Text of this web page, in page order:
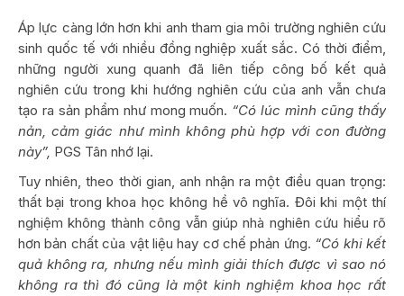
Áp lực càng lớn hơn khi anh tham gia môi trường nghiên cứu
sinh quốc tế với nhiều đồng nghiệp xuất sắc. Có thời điểm,
những người xung quanh đã liên tiếp công bố kết quả
nghiên cứu trong khi hướng nghiên cứu của anh vẫn chưa
tạo ra sản phẩm như mong muốn. “Có lúc mình cũng thấy
nản, cảm giác như mình không phù hợp với con đường
này”, PGS Tân nhớ lại.
Tuy nhiên, theo thời gian, anh nhận ra một điều quan trọng:
thất bại trong khoa học không hề vô nghĩa. Đôi khi một thí
nghiệm không thành công vẫn giúp nhà nghiên cứu hiểu rõ
hơn bản chất của vật liệu hay cơ chế phản ứng. “Có khi kết
quả không ra, nhưng nếu mình giải thích được vì sao nó
không ra thì đó cũng là một kinh nghiệm khoa học rất